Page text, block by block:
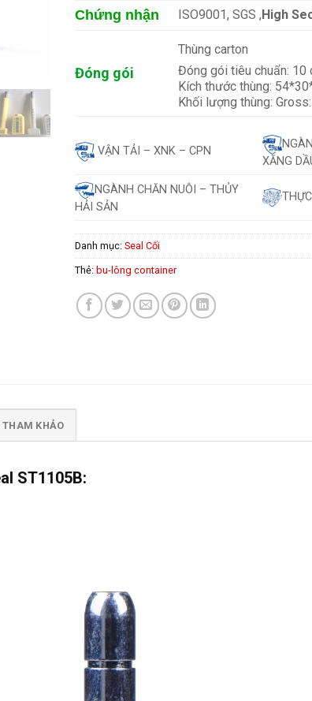
Chứng nhận ISO9001, SGS ,High
Đóng gói
Thùng carton
Đóng gói tiêu chuẩn:
Kích thước thùng:
Khối lượng thùng:
VẬN TẢI – XNK – CPN
XĂNG
NGÀNH CHĂN NUÔI – THỦY
HẢI SẢN
Danh mục: Seal Cối
Thẻ: bu-lông container
THAM KHẢO
ST1105B: